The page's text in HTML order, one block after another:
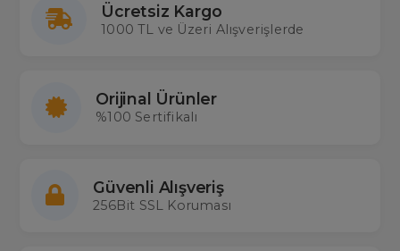
Ücretsiz Kargo
1000 TL ve Üzeri Alışverişlerde
Orijinal Ürünler
%100 Sertifikalı
Güvenli Alışveriş
256Bit SSL Koruması